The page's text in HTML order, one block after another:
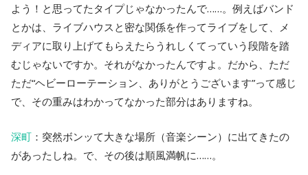
よう！と思ってたタイプじゃなかったんで……。例えばバンド
とかは、ライブハウスと密な関係を作ってライブをして、メ
ディアに取り上げてもらえたらうれしくてっていう段階を踏
むじゃないですか。それがなかったんですよ。だから、ただ
ただ“ヘビーローテーション、ありがとうございます”って感じ
で、その重みはわかってなかった部分はありますね。
深町 ：突然ボンッて大きな場所（音楽シーン）に出てきたの
があったしね。で、その後は順風満帆に……。